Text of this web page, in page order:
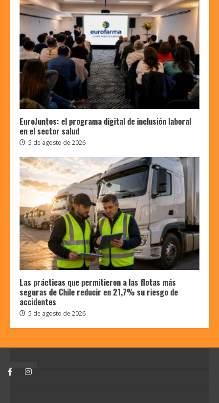
EuroJuntos: el programa digital de inclusión laboral
en el sector salud
5 de agosto de 2026
Las prácticas que permitieron a las flotas más
seguras de Chile reducir en 21,7% su riesgo de
accidentes
5 de agosto de 2026
FacebookInstagram